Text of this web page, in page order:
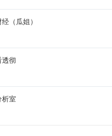
（瓜姐）
透彻
析室